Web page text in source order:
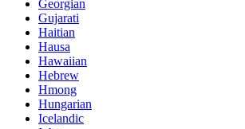
Georgian
Gujarati
Haitian
Hausa
Hawaiian
Hebrew
Hmong
Hungarian
Icelandic